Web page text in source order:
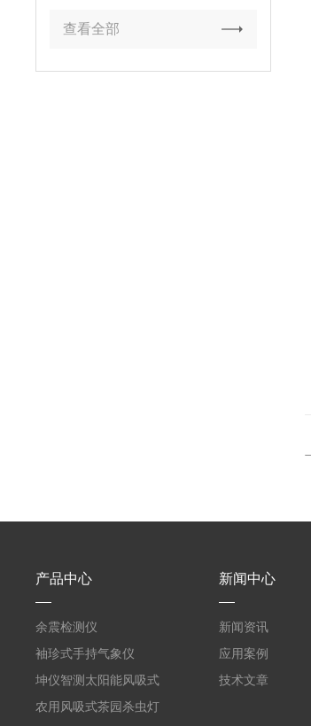
查看全部
产品中心
余震检测仪
袖珍式手持气象仪
坤仪智测太阳能风吸式
杀虫灯
农用风吸式茶园杀虫灯
新闻中心
新闻资讯
应用案例
技术文章